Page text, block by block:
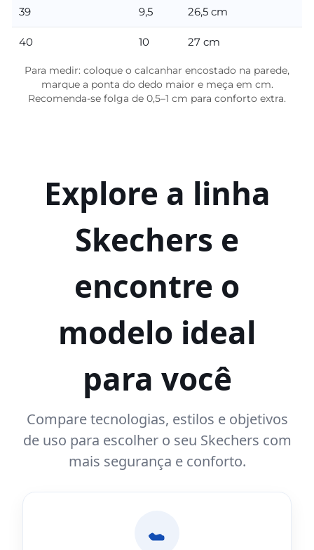
39 9,5 26,5 cm
40 10 27 cm
Para medir: coloque o calcanhar encostado na parede,
marque a ponta do dedo maior e meça em cm.
Recomenda-se folga de 0,5–1 cm para conforto extra.
Explore a linha
Skechers e
encontre o
modelo ideal
para você
Compare tecnologias, estilos e objetivos
de uso para escolher o seu Skechers com
mais segurança e conforto.